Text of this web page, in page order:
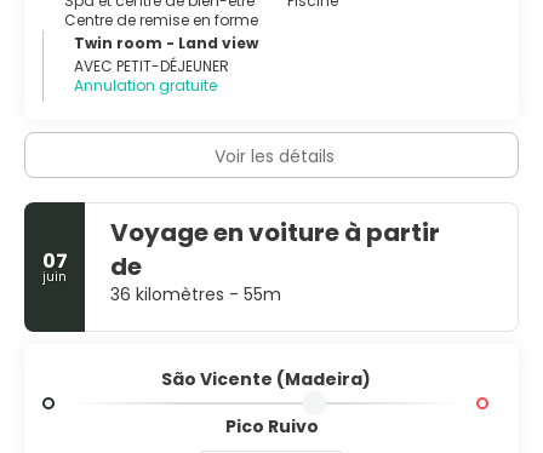
Centre de remise en forme
Twin room - Land view
AVEC PETIT-DÉJEUNER
Annulation gratuite
Voir les détails
07
juin
Voyage en voiture à partir
de
36 kilomètres - 55m
São Vicente (Madeira)
Pico Ruivo